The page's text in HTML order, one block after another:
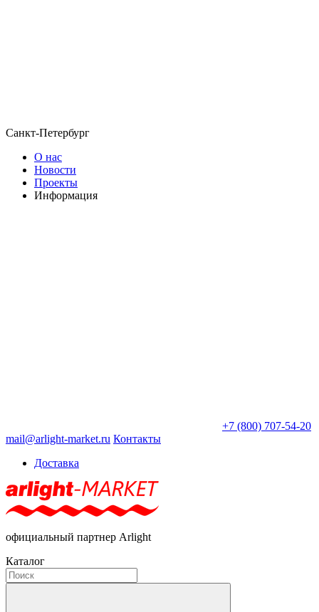
Санкт-Петербург
О нас
Новости
Проекты
Информация
+7 (800) 707-54-20
mail@arlight-market.ru Контакты
Доставка
официальный партнер Arlight
Каталог